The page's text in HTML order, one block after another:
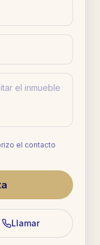
el contacto
Llamar